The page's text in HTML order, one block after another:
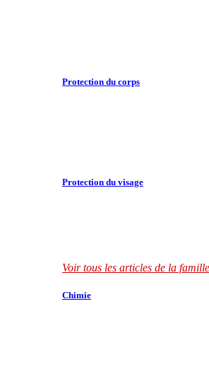
Protection du corps
Protection du visage
Voir tous les articles de la
Chimie